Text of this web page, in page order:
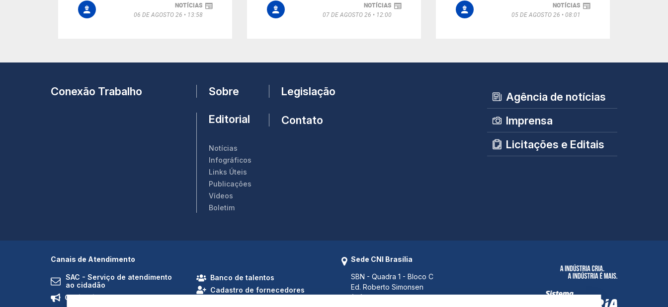
NOTÍCIAS
06 DE AGOSTO 26
13:58
NOTÍCIAS
07 DE AGOSTO 26
12:00
NOTÍCIAS
05 DE AGOSTO 26
08:01
Conexão Trabalho Sobre
Editorial
Notícias
Infográficos
Links Úteis
Publicações
Vídeos
Boletim
Legislação
Contato
Agência de notícias
Imprensa
Licitações e Editais
Canais de Atendimento
SAC - Serviço de atendimento
ao cidadão
Ouvidoria
Banco de talentos
Cadastro de fornecedores
Sede CNI Brasília
SBN - Quadra 1 - Bloco C
Ed. Roberto Simonsen
(61) 3317 9000